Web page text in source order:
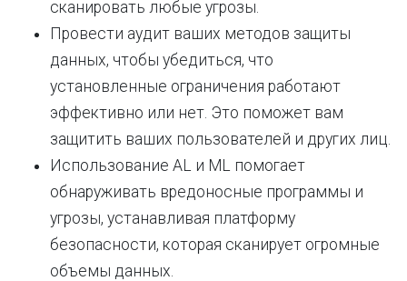
сканировать любые угрозы.
Провести аудит ваших методов защиты
данных, чтобы убедиться, что
установленные ограничения работают
эффективно или нет. Это поможет вам
защитить ваших пользователей и других лиц.
Использование AL и ML помогает
обнаруживать вредоносные программы и
угрозы, устанавливая платформу
безопасности, которая сканирует огромные
объемы данных.